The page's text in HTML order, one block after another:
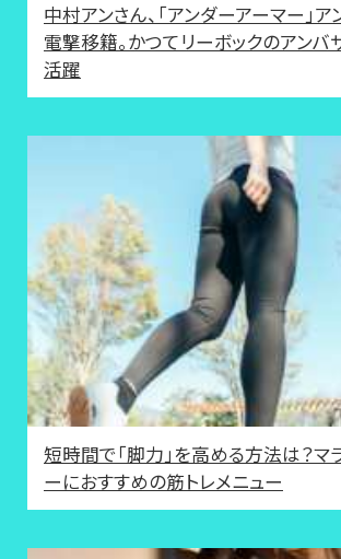
中村アンさん、「アンダーアーマー」
電撃移籍。かつてリーボックのアンバ
活躍
短時間で「脚力」を高める方法は？マ
ーにおすすめの筋トレメニュー